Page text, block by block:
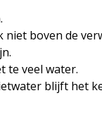
boven de
te veel water.
blijft het